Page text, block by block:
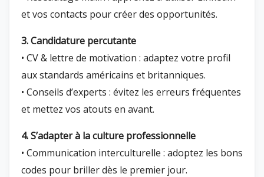
et vos contacts pour créer des opportunités.
3. Candidature percutante
• CV & lettre de motivation : adaptez votre profil
aux standards américains et britanniques.
• Conseils d’experts : évitez les erreurs fréquentes
et mettez vos atouts en avant.
4. S’adapter à la culture professionnelle
• Communication interculturelle : adoptez les bons
codes pour briller dès le premier jour.